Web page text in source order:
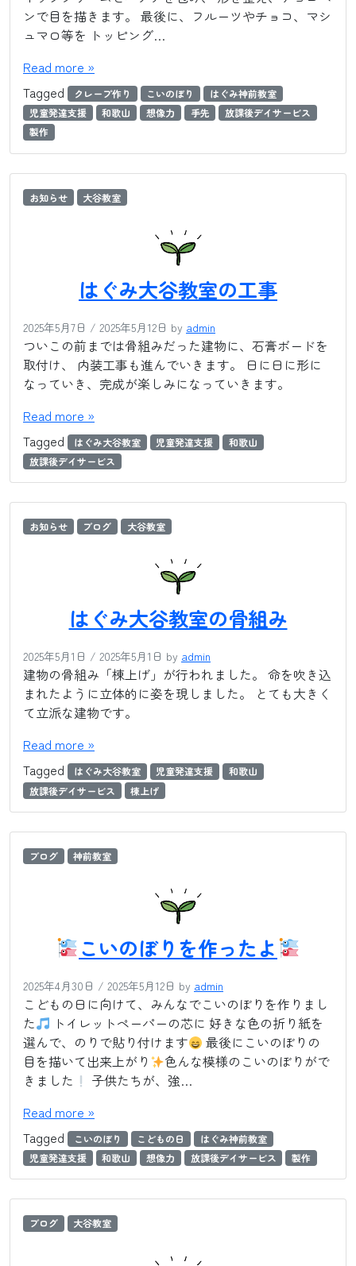
ンで目を描きます。 最後に、フルーツやチョコ、マシ
ュマロ等を トッピング…
Read more »
Tagged
クレープ作り こいのぼり
はぐみ神前教室
児童発達支援
和歌山 想像力 手先
放課後デイサービス
製作
お知らせ 大谷教室
はぐみ大谷教室の工事
2025年5月7日 / 2025年5月12日 by admin
ついこの前までは骨組みだった建物に、石膏ボードを
取付け、 内装工事も進んでいきます。 日に日に形に
なっていき、完成が楽しみになっていきます。
Read more »
Tagged
はぐみ大谷教室 児童発達支援
和歌山
放課後デイサービス
お知らせ ブログ 大谷教室
はぐみ大谷教室の骨組み
2025年5月1日 / 2025年5月1日 by admin
建物の骨組み「棟上げ」が行われました。 命を吹き込
まれたように立体的に姿を現しました。 とても大きく
て立派な建物です。
Read more »
Tagged
はぐみ大谷教室 児童発達支援
和歌山
放課後デイサービス
棟上げ
ブログ 神前教室
こいのぼりを作ったよ
2025年4月30日 / 2025年5月12日 by admin
こどもの日に向けて、みんなでこいのぼりを作りまし
た
トイレットペーパーの芯に 好きな色の折り紙を
選んで、のりで貼り付けます
最後にこいのぼりの
目を描いて出来上がり
色んな模様のこいのぼりがで
きました
子供たちが、強…
Read more »
Tagged
こいのぼり こどもの日
はぐみ神前教室
児童発達支援
和歌山 想像力 放課後デイサービス 製作
ブログ 大谷教室